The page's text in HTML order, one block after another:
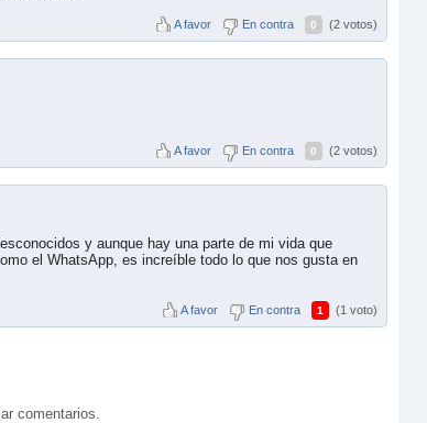
A favor En contra 0 (2 votos)
A favor En contra 0 (2 votos)
y aunque hay una parte de mi vida que
el WhatsApp, es increíble todo lo que nos gusta en
A favor En contra 1 (1 voto)
comentarios.